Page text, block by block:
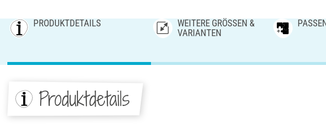
PRODUKTDETAILS
WEITERE GRÖSSEN & V
ARIANTEN
Produktdetails